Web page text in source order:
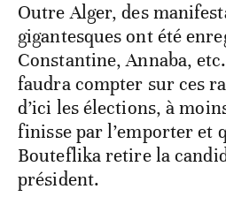
Outre Alger, des
gigantesques ont été
Constantine, Annaba,
faudra compter sur ces
d’ici les élections, à
finisse par l’emporter et
Bouteflika retire la
président.